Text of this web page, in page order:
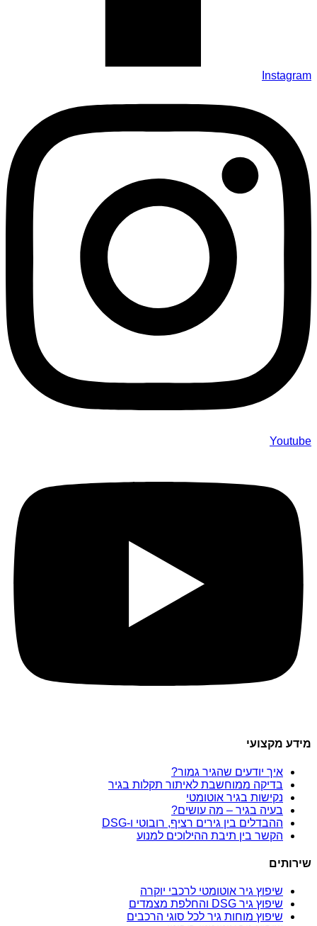
Instagram
Youtube
מידע מקצועי
איך יודעים שהגיר גמור?
בדיקה ממוחשבת לאיתור תקלות בגיר
נקישות בגיר אוטומטי
בעיה בגיר – מה עושים?
ההבדלים בין גירים רציף, רובוטי ו-DSG
הקשר בין תיבת ההילוכים למנוע
שירותים
שיפוץ גיר אוטומטי לרכבי יוקרה
שיפוץ גיר DSG והחלפת מצמדים
שיפוץ מוחות גיר לכל סוגי הרכבים